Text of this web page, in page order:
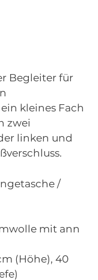
Begleiter für
kleines Fach
zwei
linken und
/
mit ann
(Höhe), 40